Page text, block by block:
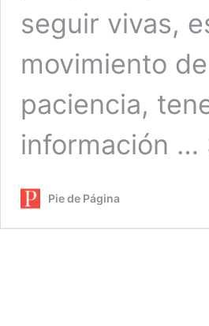
seguir vivas,
movimiento
paciencia,
información …
Pie de Página